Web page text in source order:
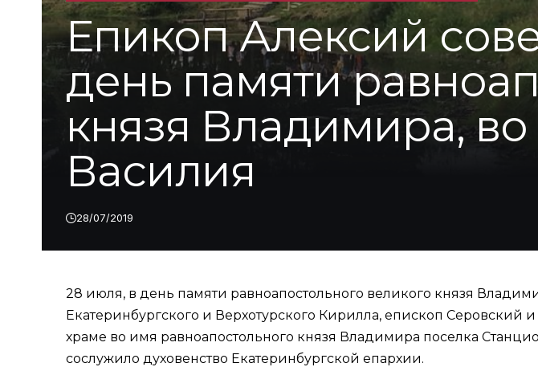
Епикоп Алексий
день памяти
князя Владимира,
Василия
28/07/2019
28 июля, в день памяти равноапостольного великого князя
Екатеринбургского и Верхотурского Кирилла, епископ
храме во имя равноапостольного князя Владимира поселка
сослужило духовенство Екатеринбургской епархии.